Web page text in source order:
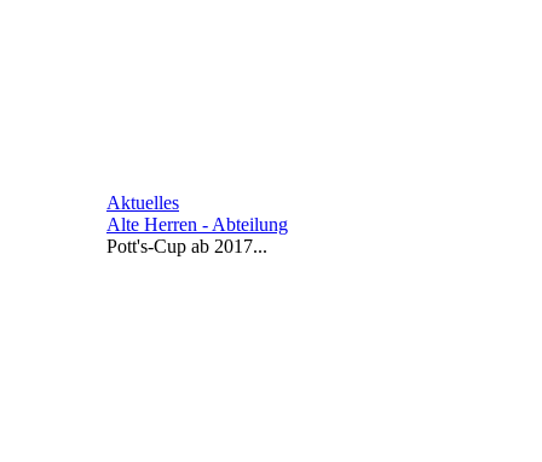
Aktuelles
Alte Herren - Abteilung
Pott's-Cup ab 2017...